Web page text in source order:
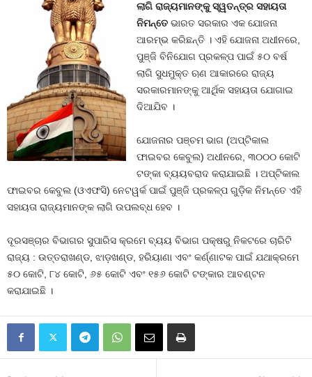
ଲାଗି ରାଜ୍ୟମାନଙ୍କୁ ସ୍ୱତନ୍ତ୍ର ସହାୟତା
ନିମନ୍ତେଭାରତ ସରକାର ଏକ ଯୋଜନା
ଆରମ୍ଭ କରିଛନ୍ତି । ଏହି ଯୋଜନା ଅଧୀନରେ,
ପୁଞ୍ଜି ବିନିଯୋଗ ପ୍ରକଳ୍ପ ପାଇଁ ୫୦ ବର୍ଷ
ଲାଗି ସୁଧମୁକ୍ତ ଋଣ ଆକାରରେ ରାଜ୍ୟ
ସରକାରମାନଙ୍କୁ ଆର୍ଥିକ ସହାୟତା ଯୋଗାଇ
ଦିଆଯିବ ।
ଯୋଜନାର ପଞ୍ଚମ ଭାଗ (ଅପ୍ଟିକାଲ
ଫାଇବର କେବୁଲ) ଅଧୀନରେ, ୩୦୦୦ କୋଟି
ଟଙ୍କା ବ୍ୟୟବରାଦ କରାଯାଇଛି । ଅପ୍ଟିକାଲ
ଫାଇବର କେବୁଲ (ଓଏଫସି) ନେଟୱର୍କ ପାଇଁ ପୁଞ୍ଜି ପ୍ରକଳ୍ପ ଗୁଡ଼ିକ ନିମନ୍ତେ ଏହି
ସହାୟତା ରାଜ୍ୟମାନଙ୍କ ଲାଗି ଉପଲବ୍ଧ ହେବ ।
ଦୂରସଞ୍ଚାର ବିଭାଗର ସୁପାରିସ କ୍ରମେ ବ୍ୟୟ ବିଭାଗ ପକ୍ଷରୁ ନିକଟରେ ଚାରିଟି
ରାଜ୍ୟ : ଉତ୍ତରାଖଣ୍ଡ, ଝାଡ଼ଖଣ୍ଡ, ହରିୟାଣା ଏବଂ କର୍ଣ୍ଣାଟକ ପାଇଁ ଯଥାକ୍ରମେ
୫୦ କୋଟି, ୮୪ କୋଟି, ୬୫ କୋଟି ଏବଂ ୧୫୬ କୋଟି ଟଙ୍କାର ଆବଣ୍ଟନ
କରାଯାଇଛି ।